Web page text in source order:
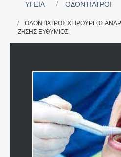
ΥΓΕΙΑ ΟΔΟΝΤΙΑΤΡΟΙ
ΟΔΟΝΤΙΑΤΡΟΣ ΧΕΙΡΟΥΡΓΟΣ
ΖΗΣΗΣ ΕΥΘΥΜΙΟΣ